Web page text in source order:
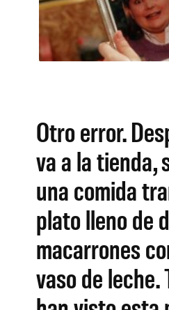
Otro error.
va a la tienda,
una comida
plato lleno de
macarrones
vaso de leche.